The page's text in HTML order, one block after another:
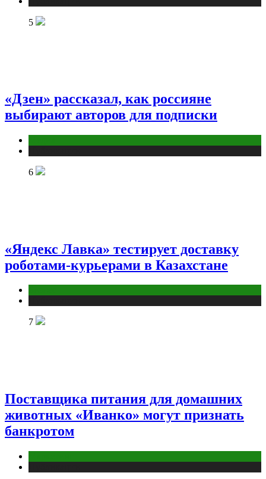
5
«Дзен» рассказал, как россияне
выбирают авторов для подписки
6
«Яндекс Лавка» тестирует доставку
роботами-курьерами в Казахстане
7
Поставщика питания для домашних
животных «Иванко» могут признать
банкротом